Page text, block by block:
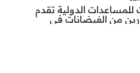
للمساعدات الدولية تقدم
من الفيضانات في